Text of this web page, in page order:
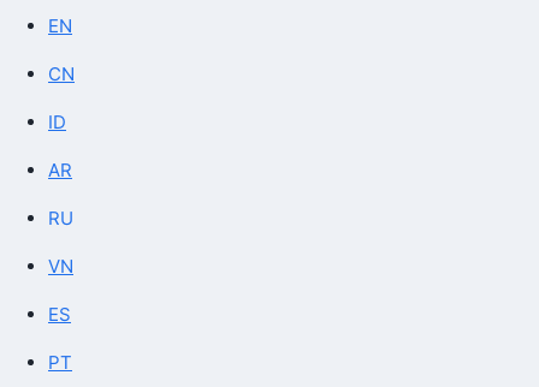
EN
CN
ID
AR
RU
VN
ES
PT